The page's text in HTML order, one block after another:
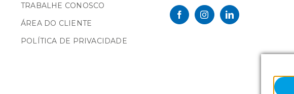
TRABALHE CONOSCO
ÁREA DO CLIENTE
POLÍTICA DE PRIVACIDADE